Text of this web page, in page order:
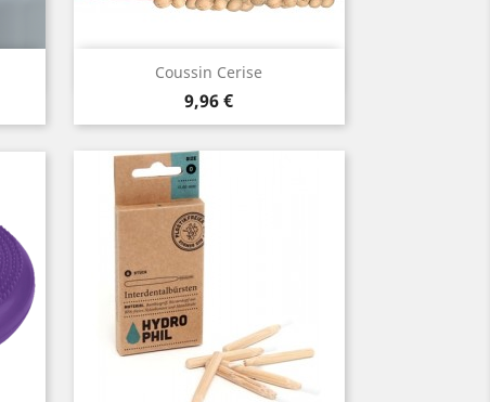
Coussin Cerise
Pris
9,96 €
Snabbvy